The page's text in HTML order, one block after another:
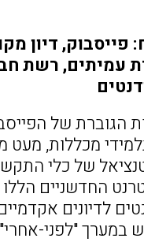
דיון
עמיתים, רשת
הגוברת של
מכללות, מעט
של כלי
החדשניים הללו
לדיונים